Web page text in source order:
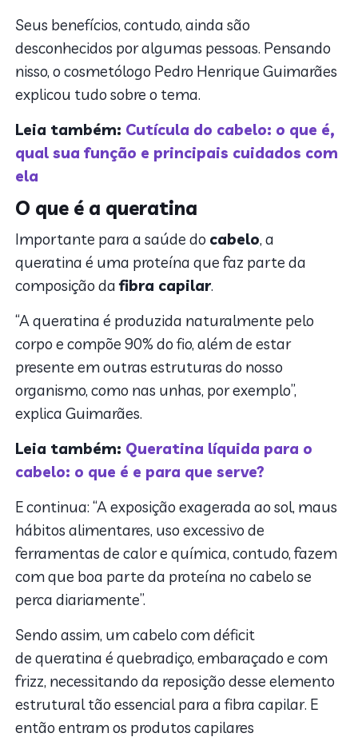
Seus benefícios, contudo, ainda são
desconhecidos por algumas pessoas. Pensando
nisso, o cosmetólogo Pedro Henrique Guimarães
explicou tudo sobre o tema.
Leia também: Cutícula do cabelo: o que é,
qual sua função e principais cuidados com
ela
O que é a queratina
Importante para a saúde do cabelo, a
queratina é uma proteína que faz parte da
composição dafibra capilar.
“A queratina é produzida naturalmente pelo
corpo e compõe 90% do fio, além de estar
presente em outras estruturas do nosso
organismo, como nas unhas, por exemplo”,
explica Guimarães.
Leia também: Queratina líquida para o
cabelo: o que é e para que serve?
E continua: “A exposição exagerada ao sol, maus
hábitos alimentares, uso excessivo de
ferramentas de calor e química, contudo, fazem
com que boa parte da proteína no cabelo se
perca diariamente”.
Sendo assim, um cabelo com déficit
de queratina é quebradiço, embaraçado e com
frizz, necessitando da reposição desse elemento
estrutural tão essencial para a fibra capilar. E
então entram os produtos capilares